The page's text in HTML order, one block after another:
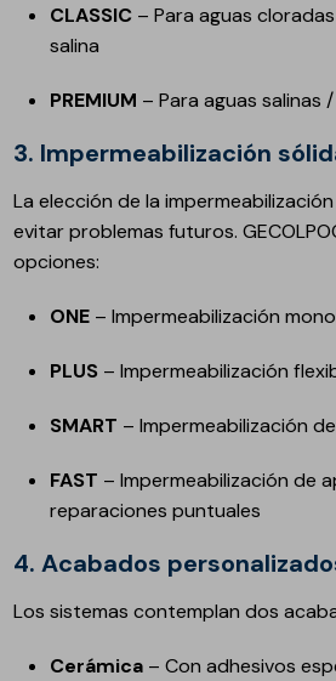
CLASSIC – Para aguas
salina
PREMIUM – Para aguas salinas
Impermeabilización
La elección de la
evitar problemas futuros.
opciones:
ONE – Impermeabilización
PLUS – Impermeabilización
SMART – Impermeabilización
FAST – Impermeabilización de
reparaciones puntuales
4.Acabados
Los sistemas contemplan dos
Cerámica – Con adhesivos